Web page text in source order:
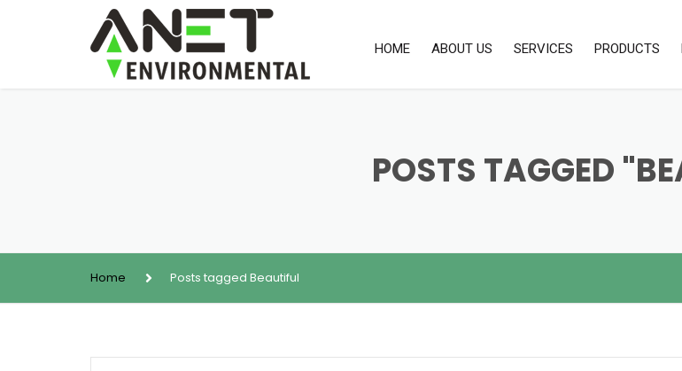
HOME ABOUT US SERVICES PRODUCTS
POSTS TAGGED
Home Posts tagged Beautiful